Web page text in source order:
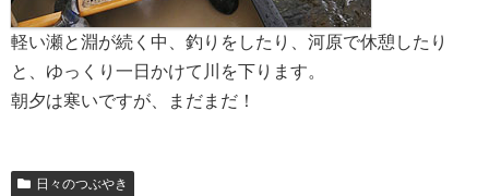
軽い瀬と淵が続く中、釣りをしたり、河原で休憩したり
と、ゆっくり一日かけて川を下ります。
朝夕は寒いですが、まだまだ！
日々のつぶやき